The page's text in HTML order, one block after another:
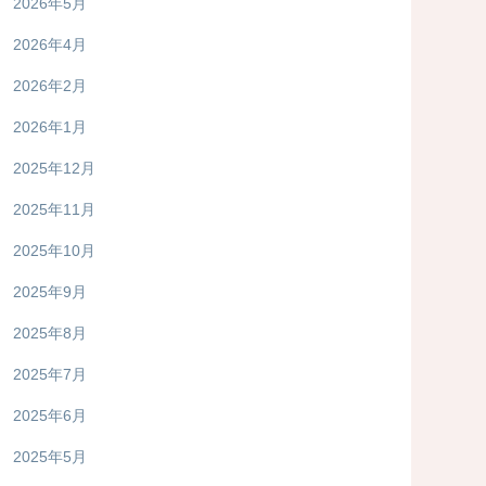
2026年4月
2026年2月
2026年1月
2025年12月
2025年11月
2025年10月
2025年9月
2025年8月
2025年7月
2025年6月
2025年5月